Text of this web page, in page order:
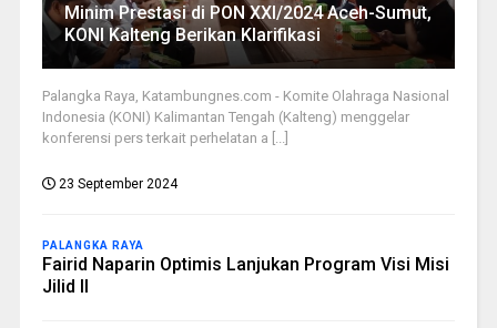
Minim Prestasi di PON XXI/2024 Aceh-Sumut,
KONI Kalteng Berikan Klarifikasi
Palangka Raya, Katambungnes.com - Komite Olahraga Nasional
Indonesia (KONI) Kalimantan Tengah (Kalteng) menggelar
konferensi pers terkait perhelatan a [...]
23 September 2024
PALANGKA RAYA
Fairid Naparin Optimis Lanjukan Program Visi Misi
Jilid II